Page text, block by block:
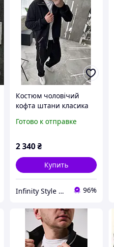
Костюм чоловічий
кофта штани класика
Готово к отправке
2 340 ₴
Купить
Infinity Style Shop - IS°ho 96%